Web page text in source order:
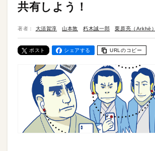
共有しよう！
著者： 大須賀淳 山本敦 朽木誠一郎 栗原亮（Arkhē）
ポスト シェアする URLのコピー